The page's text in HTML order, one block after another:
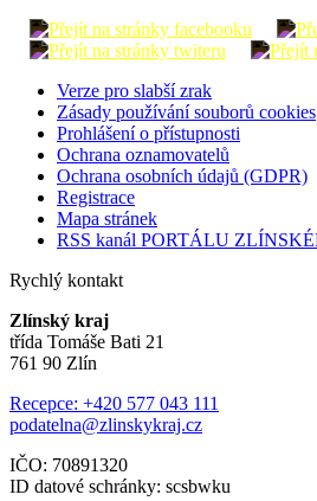
Verze pro slabší zrak
Zásady používání souborů cookies
Prohlášení o přístupnosti
Ochrana oznamovatelů
Ochrana osobních údajů (GDPR)
Registrace
Mapa stránek
RSS kanál PORTÁLU
Rychlý kontakt
Zlínský kraj
třída Tomáše Bati 21
761 90 Zlín
Recepce: +420 577 043 111
podatelna@zlinskykraj.cz
IČO: 70891320
ID datové schránky: scsbwku